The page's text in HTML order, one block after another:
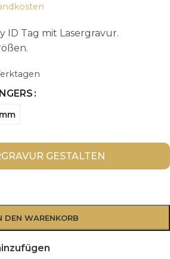
ID Tag mit Lasergravur.
DEN WARENKORB
GESTALTEN